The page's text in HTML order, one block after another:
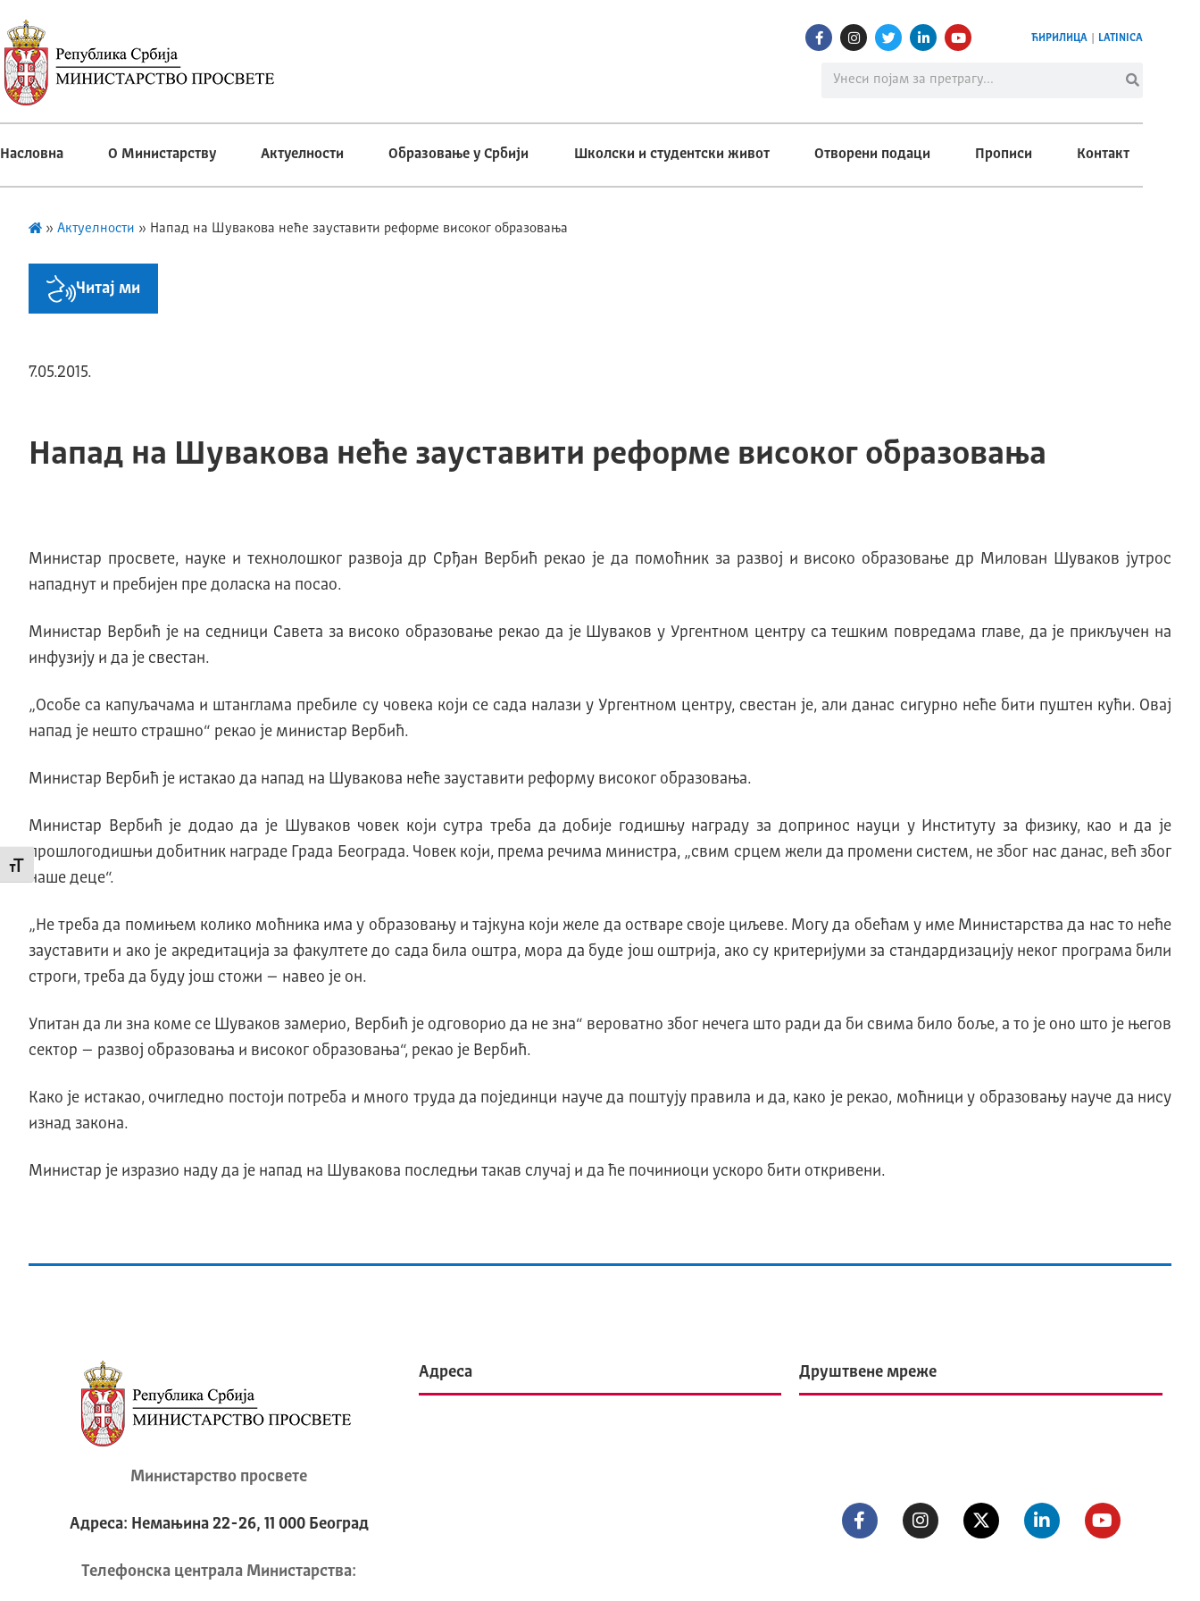
Промени величину слова
ЋИРИЛИЦА LATINICA
Насловна О Министарству Актуелности Образовање у Србији Школски и студентски живот Отворени подаци Прописи Контакт
» Актуелности » Напад на Шувакова неће зауставити реформе високог образовања
Читај ми
7.05.2015.
Напад на Шувакова неће зауставити реформе високог образовања
Министар просвете, науке и технолошког развоја др Срђан Вербић рекао је да помоћник за развој и високо образовање др Милован Шуваков јутрос
нападнут и пребијен пре доласка на посао.
Министар Вербић је на седници Савета за високо образовање рекао да је Шуваков у Ургентном центру са тешким повредама главе, да је прикључен на
инфузију и да је свестан.
„Особе са капуљачама и штанглама пребиле су човека који се сада налази у Ургентном центру, свестан је, али данас сигурно неће бити пуштен кући. Овај
напад је нешто страшно“ рекао је министар Вербић.
Министар Вербић је истакао да напад на Шувакова неће зауставити реформу високог образовања.
Министар Вербић је додао да је Шуваков човек који сутра треба да добије годишњу награду за допринос науци у Институту за физику, као и да је
прошлогодишњи добитник награде Града Београда. Човек који, према речима министра, „свим срцем жели да промени систем, не због нас данас, већ због
наше деце“.
„Не треба да помињем колико моћника има у образовању и тајкуна који желе да остваре своје циљеве. Могу да обећам у име Министарства да нас то неће
зауставити и ако је акредитација за факултете до сада била оштра, мора да буде још оштрија, ако су критеријуми за стандардизацију неког програма били
строги, треба да буду још стожи – навео је он.
Упитан да ли зна коме се Шуваков замерио, Вербић је одговорио да не зна“ вероватно због нечега што ради да би свима било боље, а то је оно што је његов
сектор – развој образовања и високог образовања“, рекао је Вербић.
Како је истакао, очигледно постоји потреба и много труда да појединци науче да поштују правила и да, како је рекао, моћници у образовању науче да нису
изнад закона.
Министар је изразио наду да је напад на Шувакова последњи такав случај и да ће починиоци ускоро бити откривени.
Министарство просвете
Адреса: Немањина 22-26, 11 000 Београд
Телeфонска централа Mинистарства:
Адреса Друштвене мреже